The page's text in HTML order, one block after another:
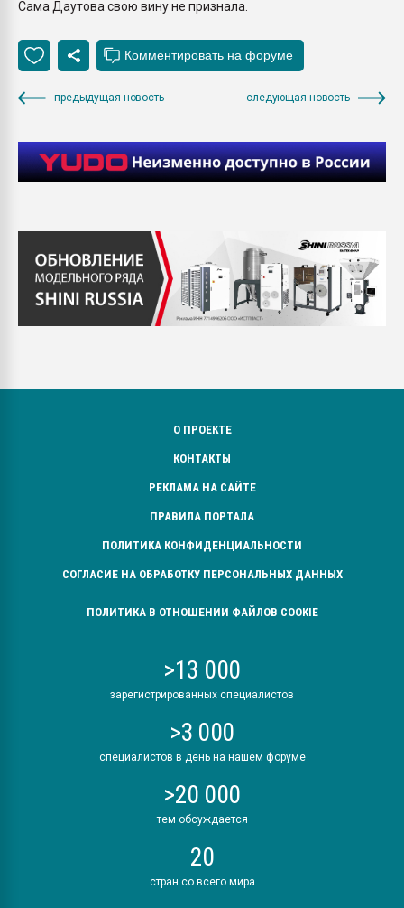
Сама Даутова свою вину не признала.
предыдущая новость следующая новость
О ПРОЕКТЕ
КОНТАКТЫ
РЕКЛАМА НА САЙТЕ
ПРАВИЛА ПОРТАЛА
ПОЛИТИКА КОНФИДЕНЦИАЛЬНОСТИ
СОГЛАСИЕ НА ОБРАБОТКУ ПЕРСОНАЛЬНЫХ ДАННЫХ
ПОЛИТИКА В ОТНОШЕНИИ ФАЙЛОВ COOKIE
>13 000
зарегистрированных специалистов
>3 000
специалистов в день на нашем форуме
>20 000
тем обсуждается
20
стран со всего мира